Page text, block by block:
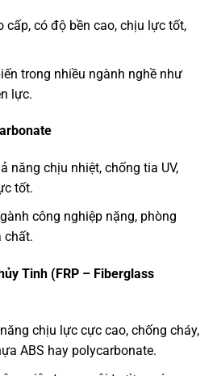
cấp, có độ bền cao, chịu lực tốt,
trong nhiều ngành nghề như
lực.
năng chịu nhiệt, chống tia UV,
tốt.
công nghiệp nặng, phòng
chất.
Tinh (FRP – Fiberglass
chịu lực cực cao, chống cháy,
ABS hay polycarbonate.